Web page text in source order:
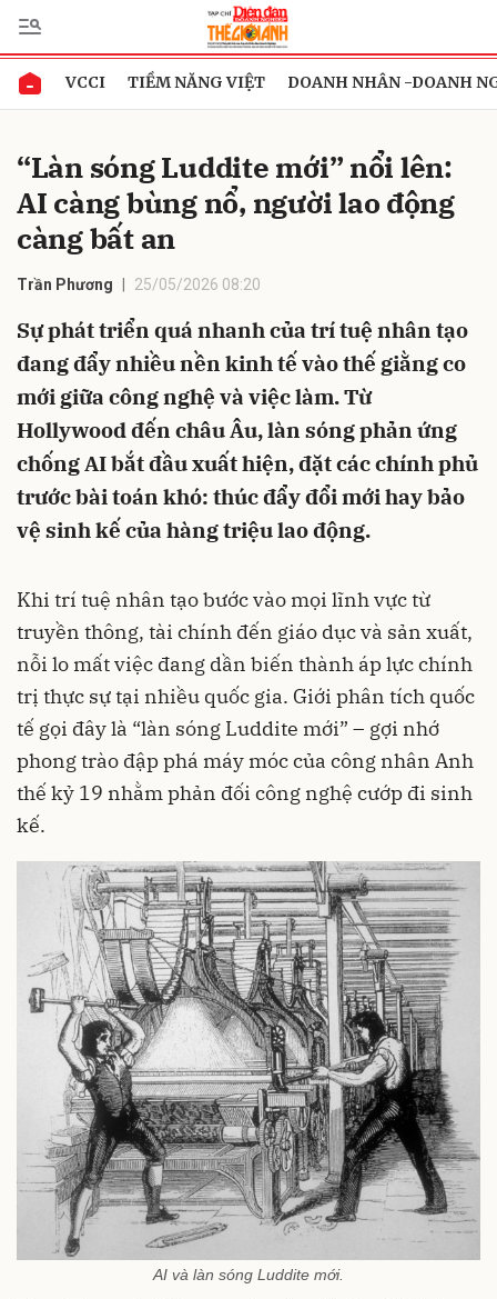
VCCI TIỀM NĂNG VIỆT DOANH NHÂN -DOANH
“Làn sóng Luddite mới” nổi lên:
AI càng bùng nổ, người lao động
càng bất an
Trần Phương 25/05/2026 08:20
Sự phát triển quá nhanh của trí tuệ nhân tạo
đang đẩy nhiều nền kinh tế vào thế giằng co
mới giữa công nghệ và việc làm. Từ
Hollywood đến châu Âu, làn sóng phản ứng
chống AI bắt đầu xuất hiện, đặt các chính phủ
trước bài toán khó: thúc đẩy đổi mới hay bảo
vệ sinh kế của hàng triệu lao động.
Khi trí tuệ nhân tạo bước vào mọi lĩnh vực từ
truyền thông, tài chính đến giáo dục và sản xuất,
nỗi lo mất việc đang dần biến thành áp lực chính
trị thực sự tại nhiều quốc gia. Giới phân tích quốc
tế gọi đây là “làn sóng Luddite mới” – gợi nhớ
phong trào đập phá máy móc của công nhân Anh
thế kỷ 19 nhằm phản đối công nghệ cướp đi sinh
kế.
AI và làn sóng Luddite mới.
Gửi bình luận
Hủy Gửi